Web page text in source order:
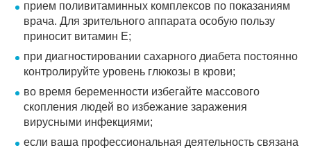
прием поливитаминных комплексов по показаниям
врача. Для зрительного аппарата особую пользу
приносит витамин Е;
при диагностировании сахарного диабета постоянно
контролируйте уровень глюкозы в крови;
во время беременности избегайте массового
скопления людей во избежание заражения
вирусными инфекциями;
если ваша профессиональная деятельность связана